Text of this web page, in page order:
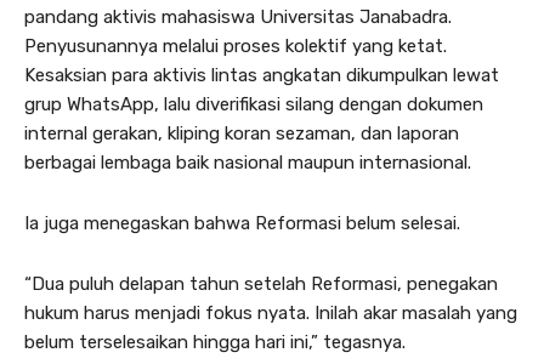
pandang aktivis mahasiswa Universitas Janabadra.
Penyusunannya melalui proses kolektif yang ketat.
Kesaksian para aktivis lintas angkatan dikumpulkan lewat
grup WhatsApp, lalu diverifikasi silang dengan dokumen
internal gerakan, kliping koran sezaman, dan laporan
berbagai lembaga baik nasional maupun internasional.
Ia juga menegaskan bahwa Reformasi belum selesai.
“Dua puluh delapan tahun setelah Reformasi, penegakan
hukum harus menjadi fokus nyata. Inilah akar masalah yang
belum terselesaikan hingga hari ini,” tegasnya.